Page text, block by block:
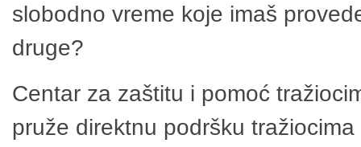
slobodno vreme koje imaš
druge?
Centar za zaštitu i pomoć
pruže direktnu podršku